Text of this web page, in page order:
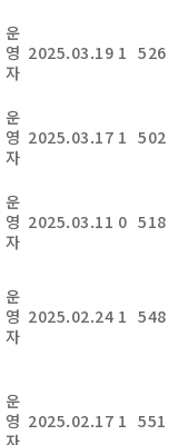
운
영
자
2025.03.19 1 526
운
영
자
2025.03.17 1 502
운
영
자
2025.03.11 0 518
운
영
자
2025.02.24 1 548
운
영
자
2025.02.17 1 551